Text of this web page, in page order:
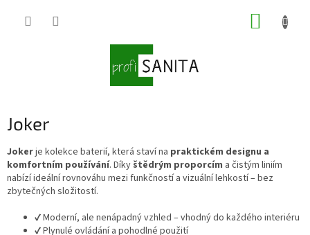
Joker
Jokerje kolekce baterií, která staví na praktickém designu a
komfortním používání. Díky štědrým proporcím a čistým liniím
nabízí ideální rovnováhu mezi funkčností a vizuální lehkostí – bez
zbytečných složitostí.
✔️ Moderní, ale nenápadný vzhled – vhodný do každého interiéru
✔️ Plynulé ovládání a pohodlné použití